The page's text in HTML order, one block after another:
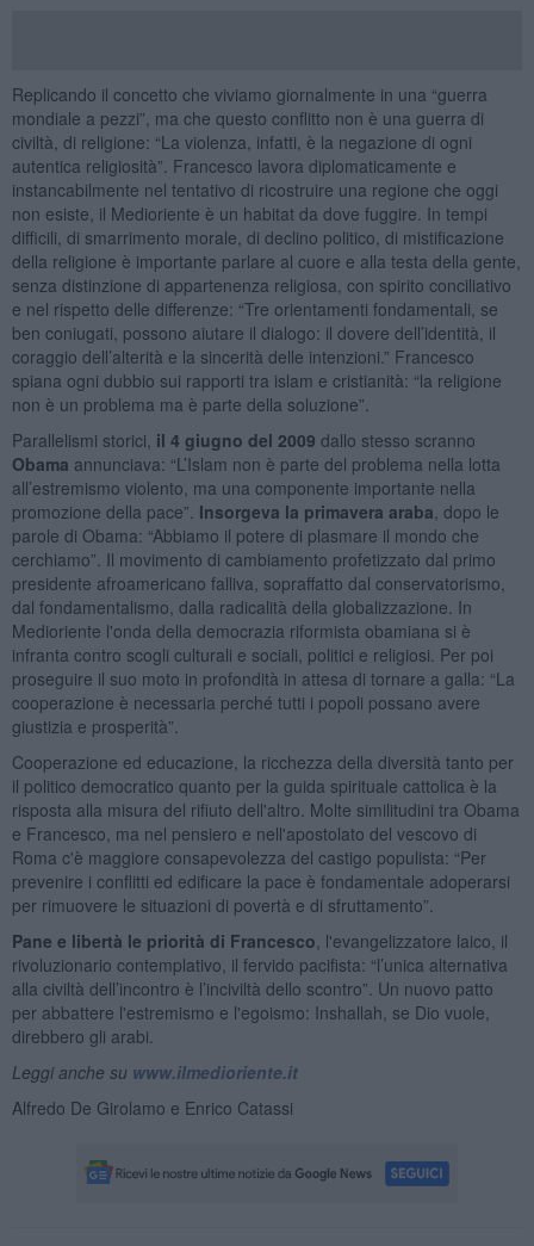
Replicando il concetto che viviamo giornalmente in una “guerra
mondiale a pezzi”, ma che questo conflitto non è una guerra di
civiltà, di religione: “La violenza, infatti, è la negazione di ogni
autentica religiosità”. Francesco lavora diplomaticamente e
instancabilmente nel tentativo di ricostruire una regione che oggi
non esiste, il Medioriente è un habitat da dove fuggire. In tempi
difficili, di smarrimento morale, di declino politico, di mistificazione
della religione è importante parlare al cuore e alla testa della gente,
senza distinzione di appartenenza religiosa, con spirito conciliativo
e nel rispetto delle differenze: “Tre orientamenti fondamentali, se
ben coniugati, possono aiutare il dialogo: il dovere dell’identità, il
coraggio dell’alterità e la sincerità delle intenzioni.” Francesco
spiana ogni dubbio sui rapporti tra islam e cristianità: “la religione
non è un problema ma è parte della soluzione”.
Parallelismi storici, il 4 giugno del 2009 dallo stesso scranno
Obama annunciava: “L’Islam non è parte del problema nella lotta
all’estremismo violento, ma una componente importante nella
promozione della pace”. Insorgeva la primavera araba , dopo le
parole di Obama: “Abbiamo il potere di plasmare il mondo che
cerchiamo”. Il movimento di cambiamento profetizzato dal primo
presidente afroamericano falliva, sopraffatto dal conservatorismo,
dal fondamentalismo, dalla radicalità della globalizzazione. In
Medioriente l'onda della democrazia riformista obamiana si è
infranta contro scogli culturali e sociali, politici e religiosi. Per poi
proseguire il suo moto in profondità in attesa di tornare a galla: “La
cooperazione è necessaria perché tutti i popoli possano avere
giustizia e prosperità”.
Cooperazione ed educazione, la ricchezza della diversità tanto per
il politico democratico quanto per la guida spirituale cattolica è la
risposta alla misura del rifiuto dell'altro. Molte similitudini tra Obama
e Francesco, ma nel pensiero e nell'apostolato del vescovo di
Roma c'è maggiore consapevolezza del castigo populista: “Per
prevenire i conflitti ed edificare la pace è fondamentale adoperarsi
per rimuovere le situazioni di povertà e di sfruttamento”.
Pane e libertà le priorità di Francesco , l'evangelizzatore laico, il
rivoluzionario contemplativo, il fervido pacifista: “l’unica alternativa
alla civiltà dell’incontro è l’inciviltà dello scontro”. Un nuovo patto
per abbattere l'estremismo e l'egoismo: Inshallah, se Dio vuole,
direbbero gli arabi.
Leggi anche su www.ilmedioriente.it
Alfredo De Girolamo e Enrico Catassi